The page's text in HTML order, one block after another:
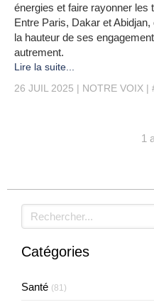
énergies et faire rayonner les
Entre Paris, Dakar et
la hauteur de ses
autrement.
Lire la suite...
26 JUIL 2025
NOTRE VOIX
1
Rechercher
Catégories
Santé (81)